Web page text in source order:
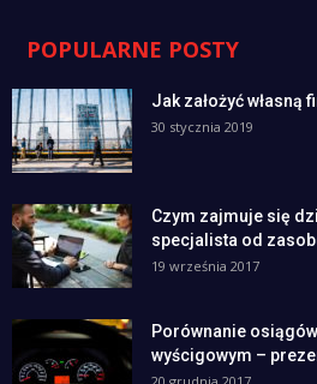
POPULARNE POSTY
Jak założyć własną
30 stycznia 2019
Czym zajmuje się
specjalista od
19 września 2017
Porównanie
wyścigowym –